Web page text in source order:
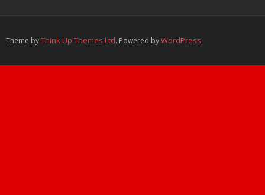
Theme byThink Up Themes Ltd. Powered byWordPress.